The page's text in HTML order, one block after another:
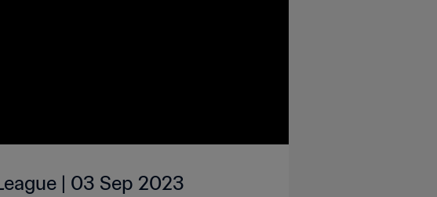
| 03 Sep 2023